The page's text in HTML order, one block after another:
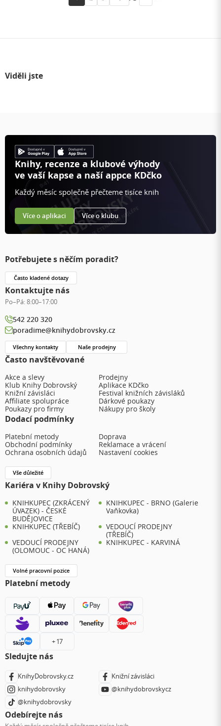
Přejít
Viděli jste
Knihy, recenze a klubové výhody
ve vaší kapse a naší appce KDčko
Každý měsíc společně přečteme tisíce knih
Více o aplikaci Více o klubu
Často navštěvované
Akce a slevy
Prodejny
Klub Knihy Dobrovský
Aplikace KDčko
Knižní závisláci
Festival knižních závisláků
Affiliate spolupráce
Dárkové poukazy
Poukazy pro firmy
Nákupy pro školy
Dodací podmínky
Platební metody
Doprava
Obchodní podmínky
Reklamace a vrácení
Ochrana osobních údajů
Nastavení cookies
Vše důležité
Kariéra v Knihy Dobrovský
KNIHKUPEC (ZKRÁCENÝ
ÚVAZEK) - ČESKÉ
BUDĚJOVICE
KNIHKUPEC - BRNO (Galerie
Vaňkovka)
KNIHKUPEC (TŘEBÍČ)
VEDOUCÍ PRODEJNY
(TŘEBÍČ)
VEDOUCÍ PRODEJNY
(OLOMOUC - OC HANÁ)
KNIHKUPEC - KARVINÁ
Volné pracovní pozice
Platební metody
+ 17
Sledujte nás
KnihyDobrovsky.cz
Knižní závisláci
knihydobrovsky
@knihydobrovskycz
@knihydobrovsky
Odebírejte nás
Potřebujete s něčím poradit?
Často kladené dotazy
Kontaktujte nás
Po–Pá:8:00–17:00
542 220 320
poradime@knihydobrovsky.cz
Všechny kontakty Naše prodejny